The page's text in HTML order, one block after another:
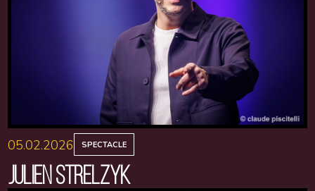
05.02.2026 SPECTACLE
JULIEN STRELZYK